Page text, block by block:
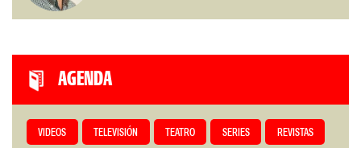
AGENDA
VIDEOS TELEVISIÓN TEATRO SERIES REVISTAS